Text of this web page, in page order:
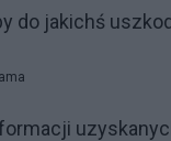
do jakichś